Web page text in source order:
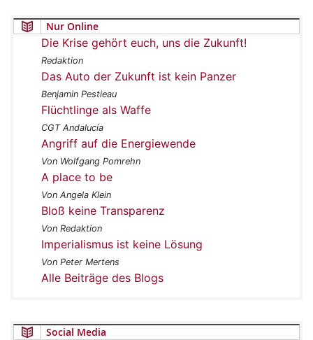
Nur Online
Die Krise gehört euch, uns die Zukunft!
Redaktion
Das Auto der Zukunft ist kein Panzer
Benjamin Pestieau
Flüchtlinge als Waffe
CGT Andalucía
Angriff auf die Energiewende
Von Wolfgang Pomrehn
A place to be
Von Angela Klein
Bloß keine Transparenz
Von Redaktion
Imperialismus ist keine Lösung
Von Peter Mertens
Alle Beiträge des Blogs
Social Media